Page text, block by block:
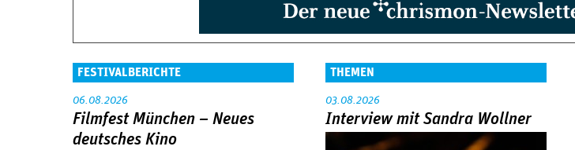
FESTIVALBERICHTE
06.08.2026
Filmfest München – Neues
deutsches Kino
THEMEN
03.08.2026
Interview mit Sandra Wollner